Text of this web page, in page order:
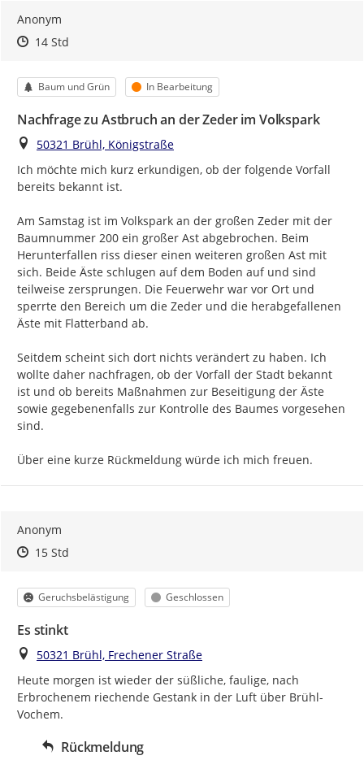
Anonym
Zeitpunkt des Erstellens
Zeitpunkt des Erstellens
14 StdZur Äußerung
Kategorie
Baum und Grün Status
In Bearbeitung
Nachfrage zu Astbruch an der Zeder im Volkspark
Ort
50321 Brühl, Königstraße
Ich möchte mich kurz erkundigen, ob der folgende Vorfall
bereits bekannt ist.
Am Samstag ist im Volkspark an der großen Zeder mit der
Baumnummer 200 ein großer Ast abgebrochen. Beim
Herunterfallen riss dieser einen weiteren großen Ast mit
sich. Beide Äste schlugen auf dem Boden auf und sind
teilweise zersprungen. Die Feuerwehr war vor Ort und
sperrte den Bereich um die Zeder und die herabgefallenen
Äste mit Flatterband ab.
Seitdem scheint sich dort nichts verändert zu haben. Ich
wollte daher nachfragen, ob der Vorfall der Stadt bekannt
ist und ob bereits Maßnahmen zur Beseitigung der Äste
sowie gegebenenfalls zur Kontrolle des Baumes vorgesehen
sind.
Über eine kurze Rückmeldung würde ich mich freuen.
Anonym
Zeitpunkt des Erstellens
Zeitpunkt des Erstellens
15 StdZur Äußerung
Kategorie
Geruchsbelästigung Status
Geschlossen
Es stinkt
Ort
50321 Brühl, Frechener Straße
Heute morgen ist wieder der süßliche, faulige, nach
Erbrochenem riechende Gestank in der Luft über Brühl-
Vochem.
Rückmeldung